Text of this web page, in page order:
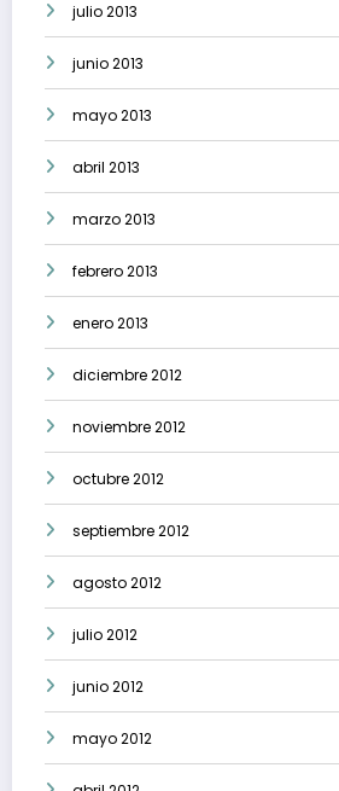
julio 2013
junio 2013
mayo 2013
abril 2013
marzo 2013
febrero 2013
enero 2013
diciembre 2012
noviembre 2012
octubre 2012
septiembre 2012
agosto 2012
julio 2012
junio 2012
mayo 2012